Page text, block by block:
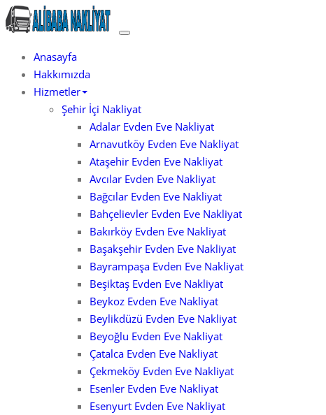
Skip
to
İstanbul Evden Eve
Anasayfa
Hakkımızda
Hizmetler
Şehir İçi Nakliyat
Adalar Evden Eve Nakliyat
Arnavutköy Evden Eve Nakliyat
Ataşehir Evden Eve Nakliyat
Avcılar Evden Eve Nakliyat
Bağcılar Evden Eve Nakliyat
Bahçelievler Evden Eve Nakliyat
Bakırköy Evden Eve Nakliyat
Başakşehir Evden Eve Nakliyat
Bayrampaşa Evden Eve Nakliyat
Beşiktaş Evden Eve Nakliyat
Beykoz Evden Eve Nakliyat
Beylikdüzü Evden Eve Nakliyat
Beyoğlu Evden Eve Nakliyat
Çatalca Evden Eve Nakliyat
Çekmeköy Evden Eve Nakliyat
Esenler Evden Eve Nakliyat
Esenyurt Evden Eve Nakliyat